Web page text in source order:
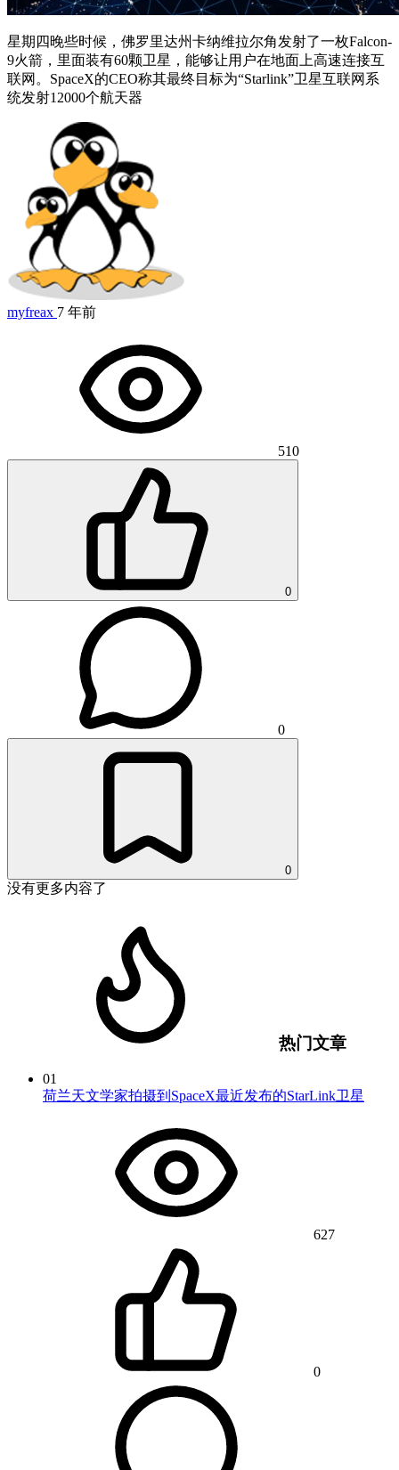
星期四晚些时候，佛罗里达州卡纳维拉尔角发射了一枚Falcon-
9火箭，里面装有60颗卫星，能够让用户在地面上高速连接互
联网。SpaceX的CEO称其最终目标为“Starlink”卫星互联网系
统发射12000个航天器
myfreax 7 年前
510
0
0
0
没有更多内容了
热门文章
01
荷兰天文学家拍摄到SpaceX最近发布的StarLink卫星
627
0